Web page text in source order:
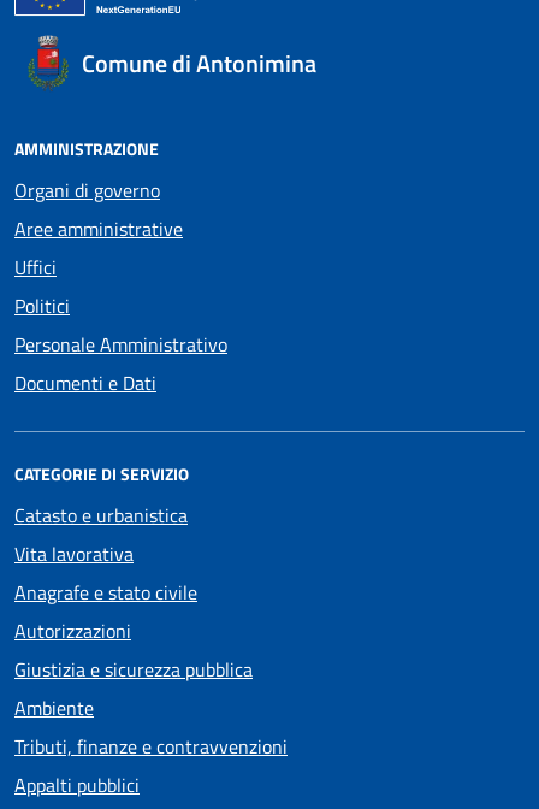
Comune di Antonimina
AMMINISTRAZIONE
Organi di governo
Aree amministrative
Uffici
Politici
Personale Amministrativo
Documenti e Dati
CATEGORIE DI SERVIZIO
Catasto e urbanistica
Vita lavorativa
Anagrafe e stato civile
Autorizzazioni
Giustizia e sicurezza pubblica
Ambiente
Tributi, finanze e contravvenzioni
Appalti pubblici